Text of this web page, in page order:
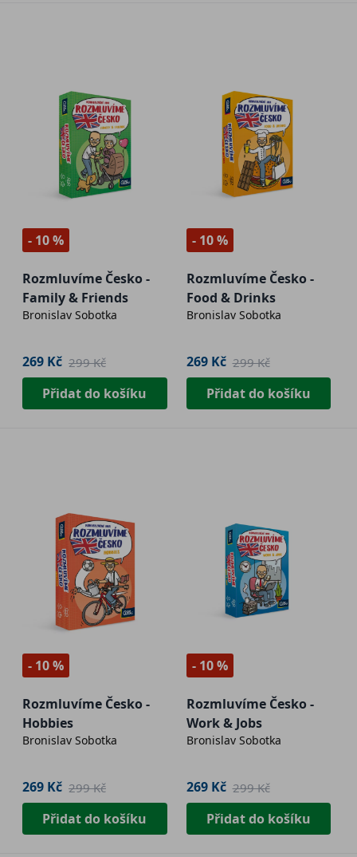
- 10 %
Rozmluvíme Česko -
Family & Friends
Bronislav Sobotka
269 Kč 299 Kč
Přidat do košíku
- 10 %
Rozmluvíme Česko -
Food & Drinks
Bronislav Sobotka
269 Kč 299 Kč
Přidat do košíku
- 10 %
Rozmluvíme Česko -
Hobbies
Bronislav Sobotka
269 Kč 299 Kč
Přidat do košíku
- 10 %
Rozmluvíme Česko -
Work & Jobs
Bronislav Sobotka
269 Kč 299 Kč
Přidat do košíku